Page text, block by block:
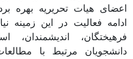
اعضای هیات تحریریه بهره
ادامه فعالیت در این زمینه
فرهیختگان، اندیشمندان،
دانشجویان مرتبط با